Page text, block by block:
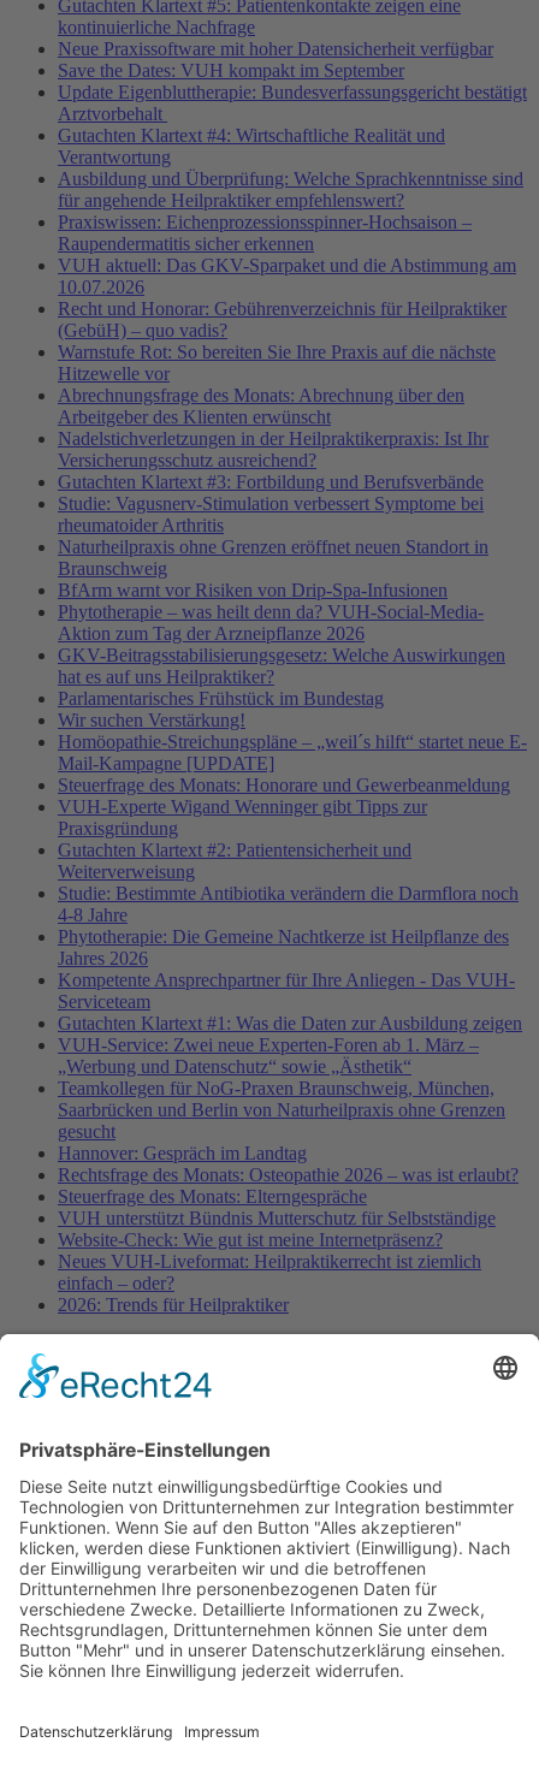
Gutachten Klartext #5: Patientenkontakte zeigen eine
kontinuierliche Nachfrage
Neue Praxissoftware mit hoher Datensicherheit verfügbar
Save the Dates: VUH kompakt im September
Update Eigenbluttherapie: Bundesverfassungsgericht bestätigt
Arztvorbehalt
Gutachten Klartext #4: Wirtschaftliche Realität und
Verantwortung
Ausbildung und Überprüfung: Welche Sprachkenntnisse sind
für angehende Heilpraktiker empfehlenswert?
Praxiswissen: Eichenprozessionsspinner-Hochsaison –
Raupendermatitis sicher erkennen
VUH aktuell: Das GKV-Sparpaket und die Abstimmung am
10.07.2026
Recht und Honorar: Gebührenverzeichnis für Heilpraktiker
(GebüH) – quo vadis?
Warnstufe Rot: So bereiten Sie Ihre Praxis auf die nächste
Hitzewelle vor
Abrechnungsfrage des Monats: Abrechnung über den
Arbeitgeber des Klienten erwünscht
Nadelstichverletzungen in der Heilpraktikerpraxis: Ist Ihr
Versicherungsschutz ausreichend?
Gutachten Klartext #3: Fortbildung und Berufsverbände
Studie: Vagusnerv-Stimulation verbessert Symptome bei
rheumatoider Arthritis
Naturheilpraxis ohne Grenzen eröffnet neuen Standort in
Braunschweig
BfArm warnt vor Risiken von Drip-Spa-Infusionen
Phytotherapie – was heilt denn da? VUH-Social-Media-
Aktion zum Tag der Arzneipflanze 2026
GKV-Beitragsstabilisierungsgesetz: Welche Auswirkungen
hat es auf uns Heilpraktiker?
Parlamentarisches Frühstück im Bundestag
Wir suchen Verstärkung!
Homöopathie-Streichungspläne – „weil´s hilft“ startet neue E-
Mail-Kampagne [UPDATE]
Steuerfrage des Monats: Honorare und Gewerbeanmeldung
VUH-Experte Wigand Wenninger gibt Tipps zur
Praxisgründung
Gutachten Klartext #2: Patientensicherheit und
Weiterverweisung
Studie: Bestimmte Antibiotika verändern die Darmflora noch
4-8 Jahre
Phytotherapie: Die Gemeine Nachtkerze ist Heilpflanze des
Jahres 2026
Kompetente Ansprechpartner für Ihre Anliegen - Das VUH-
Serviceteam
Gutachten Klartext #1: Was die Daten zur Ausbildung zeigen
VUH-Service: Zwei neue Experten-Foren ab 1. März –
„Werbung und Datenschutz“ sowie „Ästhetik“
Teamkollegen für NoG-Praxen Braunschweig, München,
Saarbrücken und Berlin von Naturheilpraxis ohne Grenzen
gesucht
Hannover: Gespräch im Landtag
Rechtsfrage des Monats: Osteopathie 2026 – was ist erlaubt?
Steuerfrage des Monats: Elterngespräche
VUH unterstützt Bündnis Mutterschutz für Selbstständige
Website-Check: Wie gut ist meine Internetpräsenz?
Neues VUH-Liveformat: Heilpraktikerrecht ist ziemlich
einfach – oder?
2026: Trends für Heilpraktiker
Fachinformationen
Erstattungsfähige rezeptfreie Medikamente
Studie: Reduziert das Darmbakterium Bacteroides vulgatus
Heißhunger auf Süßes?
Verband Unabhängiger Heilpraktiker e.V.
Diese E-Mail-Adresse ist vor Spambots geschützt! Zur
Anzeige muss JavaScript eingeschaltet sein!
0261-1349 8000
38100 Braunschweig